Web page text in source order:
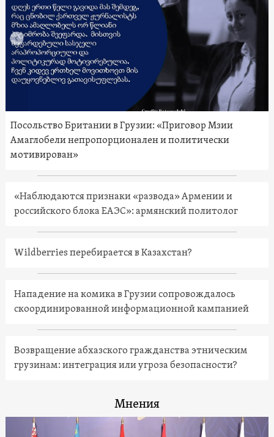
Посольство Британии в Грузии: «Приговор Мзии
Амаглобели непропорционален и политически
мотивирован»
«Наблюдаются признаки «развода» Армении и
российского блока ЕАЭС»: армянский политолог
Wildberries перебирается в Казахстан?
Нападение на комика в Грузии сопровождалось
скоординированной информационной кампанией
Возвращение абхазского гражданства этническим
грузинам: интеграция или угроза безопасности?
Мнения